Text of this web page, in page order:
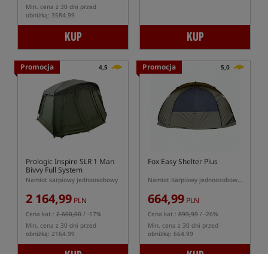
Min. cena z 30 dni przed
obniżką: 3584.99
KUP KUP
Promocja 4,5
Prologic Inspire SLR 1 Man
Bivvy Full System
Namiot karpiowy jednoosobowy
2 164,99 PLN
Cena kat.: 2 600,00 / -17%
Min. cena z 30 dni przed
obniżką: 2164.99
Promocja 5,0
Fox Easy Shelter Plus
Namiot Karpiowy jednoosobowy typu Pop Up
664,99 PLN
Cena kat.: 899,99 / -26%
Min. cena z 30 dni przed
obniżką: 664.99